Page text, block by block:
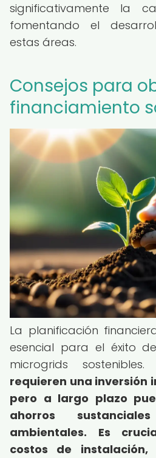
significativamente la
fomentando el
estas áreas.
Consejos para
financiamiento
La planificación
esencial para el éxito
microgrids sostenibles.
requieren una inversión
pero a largo plazo
ahorros
ambientales.
Es
costos de instalación,